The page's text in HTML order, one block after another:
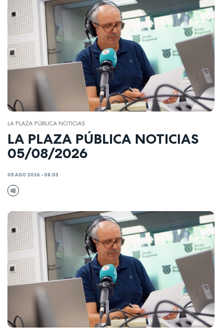
LA PLAZA PÚBLICA NOTICIAS
LA PLAZA PÚBLICA NOTICIAS
05/08/2026
05 AGO 2026 - 08:03